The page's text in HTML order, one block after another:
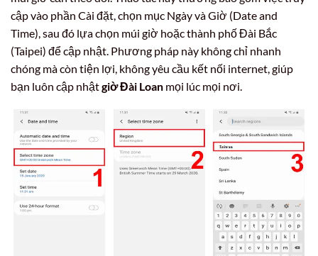
cập vào phần Cài đặt, chọn mục Ngày và Giờ (Date and
Time), sau đó lựa chọn múi giờ hoặc thành phố Đài Bắc
(Taipei) để cập nhật. Phương pháp này không chỉ nhanh
chóng mà còn tiện lợi, không yêu cầu kết nối internet, giúp
bạn luôn cập nhậtgiờ Đài Loan mọi lúc mọi nơi.